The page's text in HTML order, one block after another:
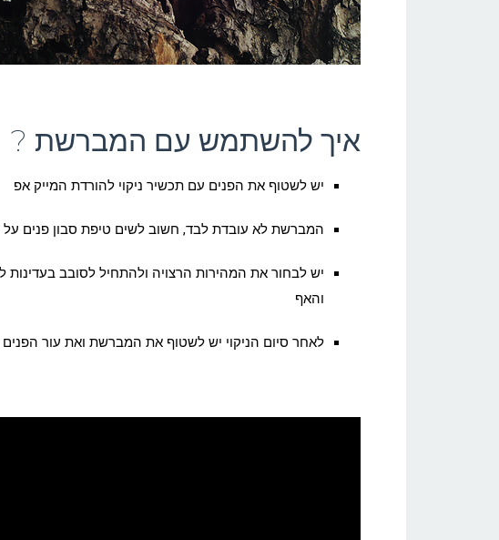
איך להשתמש עם המברשת ?
יש לשטוף את הפנים עם תכשיר ניקוי להורדת המייק אפ
המברשת לא עובדת לבד, חשוב לשים טיפת סבון פנים
יש לבחור את המהירות הרצויה ולהתחיל לסובב
והאף
לאחר סיום הניקוי יש לשטוף את המברשת ואת עור